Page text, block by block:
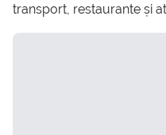
transport, restaurante și